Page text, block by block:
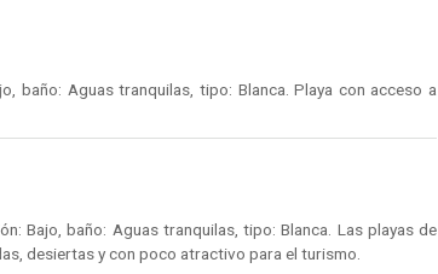
baño: Aguas tranquilas, tipo: Blanca. Playa con acceso a
Bajo, baño: Aguas tranquilas, tipo: Blanca. Las playas de
desiertas y con poco atractivo para el turismo.